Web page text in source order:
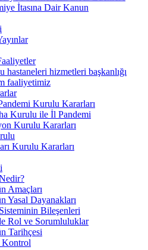
İtasına Dair Kanun
hastaneleri hizmetleri başkanlığı
faaliyetimiz
Kurulu Kararları
Kurulu ile İl Pandemi
Kurulu Kararları
Kurulu Kararları
Amaçları
Yasal Dayanakları
Bileşenleri
Rol ve Sorumluluklar
Tarihçesi
Kontrol